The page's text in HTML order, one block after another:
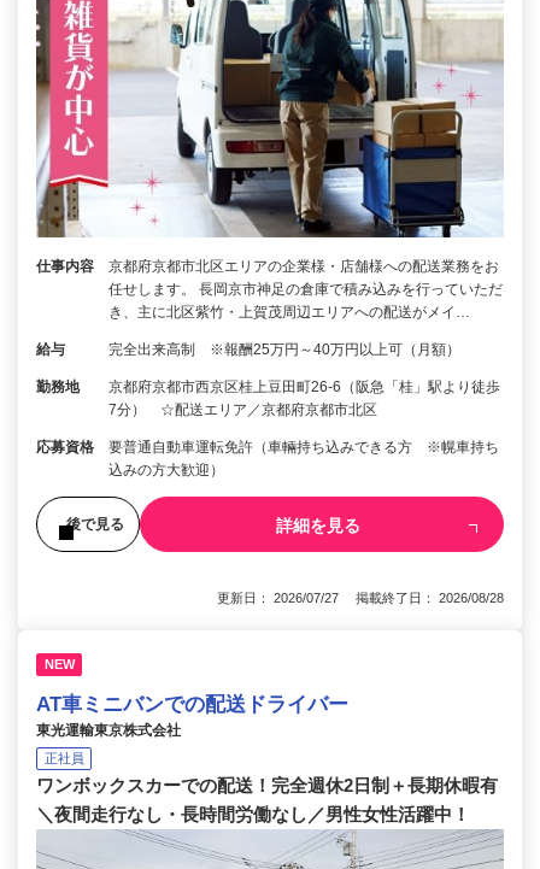
仕事内容
京都府京都市北区エリアの企業様・店舗様への配送業務をお
任せします。 長岡京市神足の倉庫で積み込みを行っていただ
き、主に北区紫竹・上賀茂周辺エリアへの配送がメイ…
給与 完全出来高制 ※報酬25万円～40万円以上可（月額）
勤務地
京都府京都市西京区桂上豆田町26-6（阪急「桂」駅より徒歩
7分） ☆配送エリア／京都府京都市北区
応募資格
要普通自動車運転免許（車輛持ち込みできる方 ※幌車持ち
込みの方大歓迎）
後で見る 詳細を見る
更新日： 2026/07/27 掲載終了日： 2026/08/28
NEW
AT車ミニバンでの配送ドライバー
東光運輸東京株式会社
正社員
ワンボックスカーでの配送！完全週休2日制＋長期休暇有
＼夜間走行なし・長時間労働なし／男性女性活躍中！